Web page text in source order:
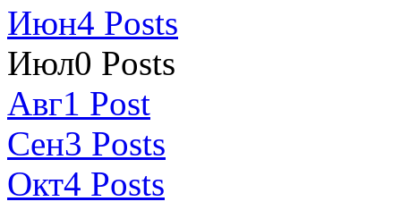
Июн4 Posts
Июл0 Posts
Авг1 Post
Сен3 Posts
Окт4 Posts